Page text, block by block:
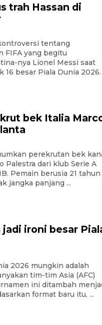
trah Hassan di
tentang
FIFA yang begitu
nya Lionel Messi saat
16 besar Piala Dunia 2026.
bek Italia
perekrutan bek
Palestra dari klub Serie A
Pemain berusia 21
jangka panjang ...
ironi besar
2026 mungkin adalah
tim-tim Asia (AFC)
ini ditambah
format baru itu, ...